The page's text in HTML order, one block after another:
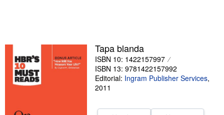
Ayuda
CERRAR
Tapa blanda
ISBN 10: 1422157997
ISBN 13: 9781422157992
Editorial: Ingram Publisher Services,
2011